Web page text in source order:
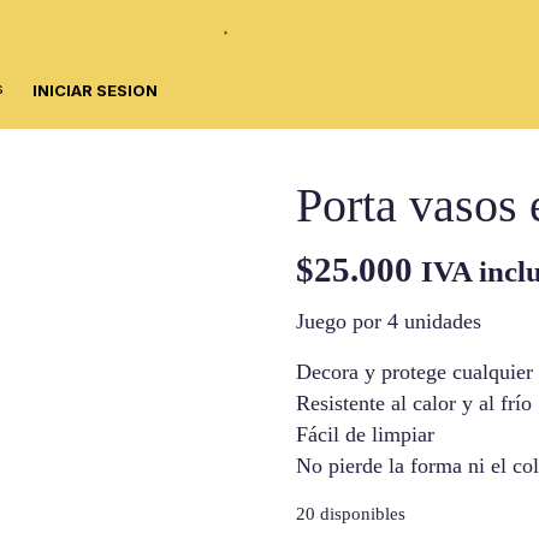
INICIAR SESION
Porta
$25.000 IVA
Juego por 4 unidades
Decora y protege
Resistente al calor y al frío
Fácil de limpiar
No pierde la forma ni el
20 disponibles